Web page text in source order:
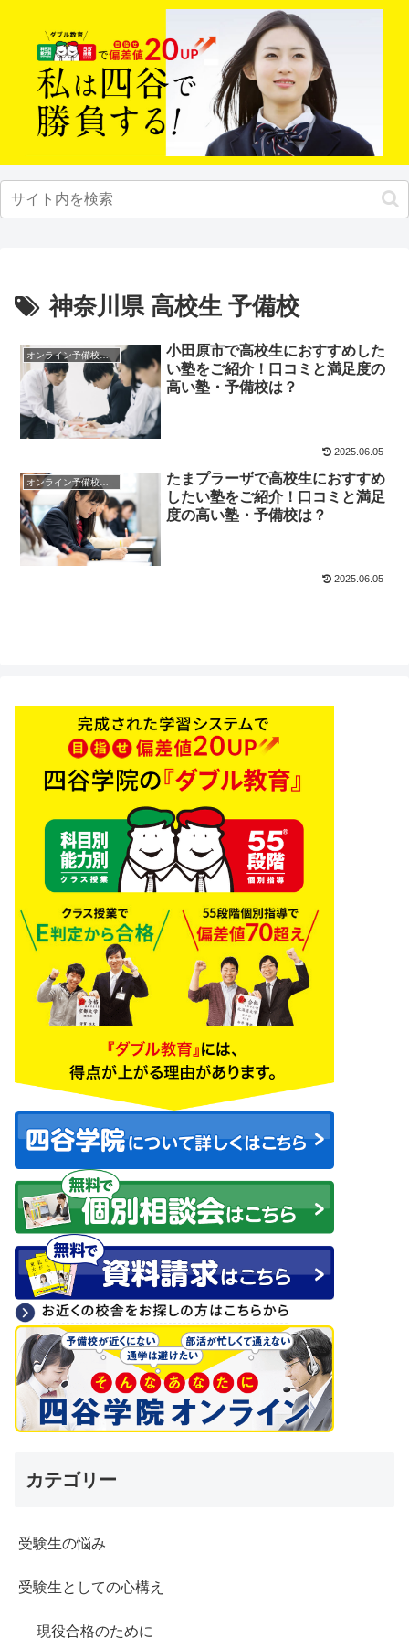
神奈川県 高校生 予備校
オンライン予備校・塾の活用法
小田原市で高校生におすすめした
い塾をご紹介！口コミと満足度の
高い塾・予備校は？
2025.06.05
オンライン予備校・塾の活用法
たまプラーザで高校生におすすめ
したい塾をご紹介！口コミと満足
度の高い塾・予備校は？
2025.06.05
カテゴリー
受験生の悩み
受験生としての心構え
現役合格のために